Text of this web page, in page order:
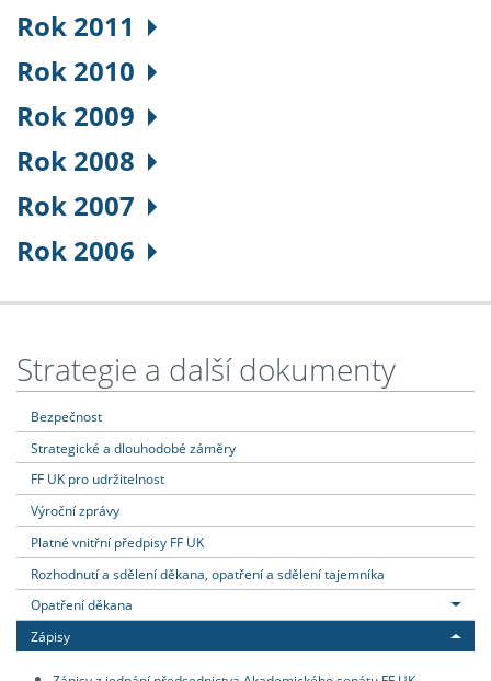
Rok 2011
Rok 2010
Rok 2009
Rok 2008
Rok 2007
Rok 2006
Strategie a další dokumenty
Bezpečnost
Strategické a dlouhodobé záměry
FF UK pro udržitelnost
Výroční zprávy
Platné vnitřní předpisy FF UK
Rozhodnutí a sdělení děkana, opatření a sdělení tajemníka
Opatření děkana
Zápisy